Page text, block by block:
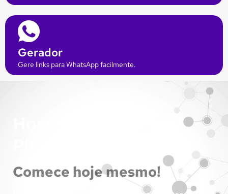
Gerador
Gere links para WhatsApp facilmente.
Comece hoje mesmo!